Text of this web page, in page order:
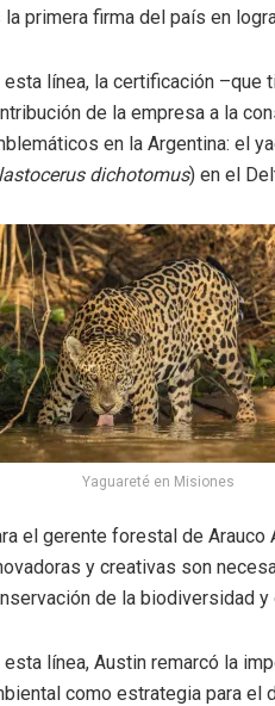
la primera firma del país en
esta línea, la certificación
de la empresa a la
en la Argentina: el
dichotomus) en el
Yaguareté en Misiones
el gerente forestal de
y creativas son
de la biodiversidad
esta línea, Austin remarcó la
como estrategia para